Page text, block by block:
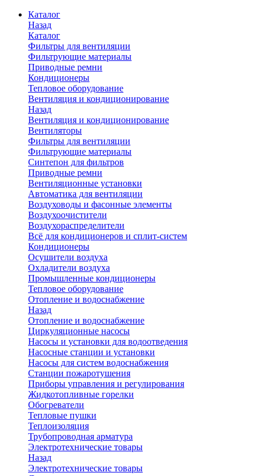
Каталог
Назад
Каталог
Фильтры для вентиляции
Фильтрующие материалы
Приводные ремни
Кондиционеры
Тепловое оборудование
Вентиляция и кондиционирование
Назад
Вентиляция и кондиционирование
Вентиляторы
Фильтры для вентиляции
Фильтрующие материалы
Синтепон для фильтров
Приводные ремни
Вентиляционные установки
Автоматика для вентиляции
Воздуховоды и фасонные элементы
Воздухоочистители
Воздухораспределители
Всё для кондиционеров и сплит-систем
Кондиционеры
Осушители воздуха
Охладители воздуха
Промышленные кондиционеры
Тепловое оборудование
Отопление и водоснабжение
Назад
Отопление и водоснабжение
Циркуляционные насосы
Насосы и установки для водоотведения
Насосные станции и установки
Насосы для систем водоснабжения
Станции пожаротушения
Приборы управления и регулирования
Жидкотопливные горелки
Обогреватели
Тепловые пушки
Теплоизоляция
Трубопроводная арматура
Электротехнические товары
Назад
Электротехнические товары